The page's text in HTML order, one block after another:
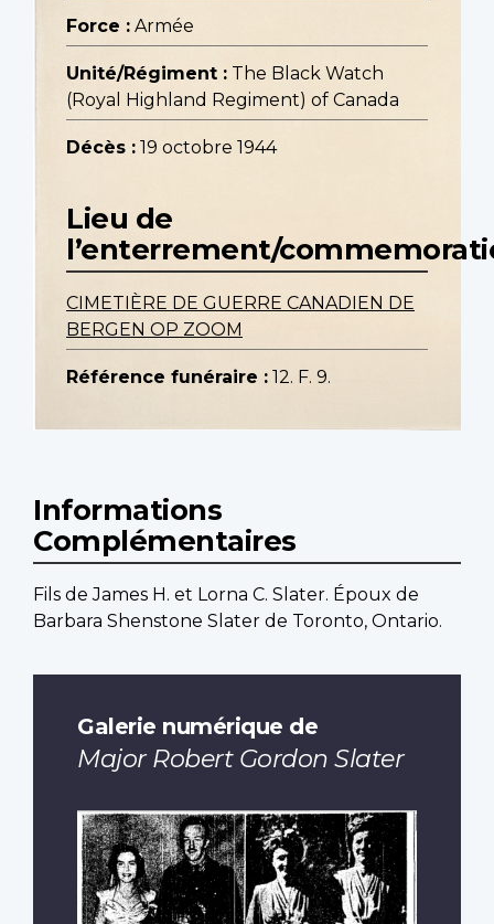
Force : Armée
Unité/Régiment : The Black Watch
(Royal Highland Regiment) of Canada
Décès : 19 octobre 1944
Lieu de
l’enterrement/
CIMETIÈRE DE GUERRE CANADIEN DE
BERGEN OP ZOOM
Référence funéraire : 12. F. 9.
Informations
Complémentaires
Fils de James H. et Lorna C. Slater. Époux de
Barbara Shenstone Slater de Toronto, Ontario.
Galerie numérique de
Major Robert Gordon Slater